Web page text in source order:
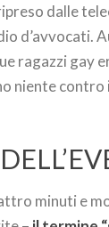
dalle
d’avvocati.
ragazzi
niente contro
minuti e